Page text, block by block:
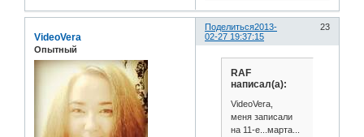
Поделиться 23
2013-
02-27 19:37:15
VideoVera
Опытный
RAF
написал(а):
VideoVera,
меня записали
на 11-е...марта...